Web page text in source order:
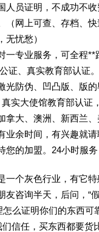
人员证明，不成功不
网上可查、存档、
无忧愁）
一专业服务，可全程
、真实教育部认证
防伪、凹凸版、版的
实大使馆教育部认证
大、澳洲、新西兰
业余时间，有兴趣就
的加盟。24小时服务
一个灰色行业，有它
友咨询半天，后问，“
么证明你们的东西可
信任，买东西都要货